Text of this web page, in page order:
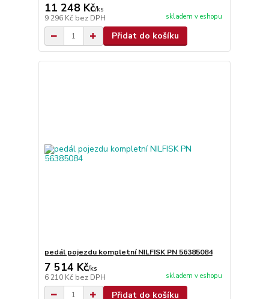
11 248 Kč/ks
9 296 Kč bez DPH skladem v eshopu
Přidat do košíku
pedál pojezdu kompletní NILFISK PN 56385084
7 514 Kč/ks
6 210 Kč bez DPH skladem v eshopu
Přidat do košíku